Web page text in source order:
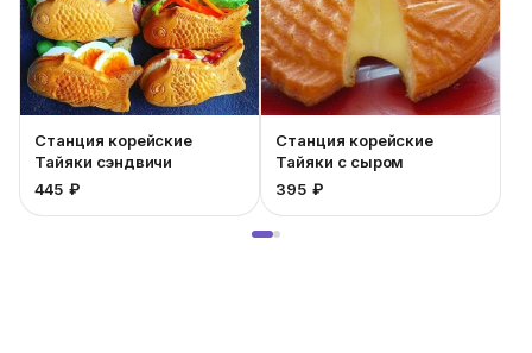
Станция корейские
Тайяки сэндвичи
445 ₽
Станция корейские
Тайяки с сыром
395 ₽